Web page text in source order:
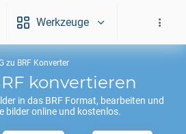
Werkzeuge
zu BRF Konverter
konvertieren
in das BRF Format, bearbeiten und
bilder online und kostenlos.